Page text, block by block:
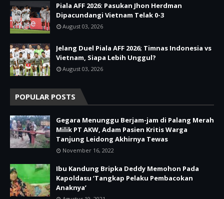
Piala AFF 2026: Pasukan Jhon Herdman
Dipacundangi Vietnam Telak 0-3
August 03, 2026
Jelang Duel Piala AFF 2026; Timnas Indonesia vs
Vietnam, Siapa Lebih Unggul?
August 03, 2026
POPULAR POSTS
Gegara Menunggu Berjam-jam di Palang Merah
Milik PT AKW, Adam Pasien Kritis Warga
Tanjung Leidong Akhirnya Tewas
November 16, 2022
Ibu Kandung Bripka Deddy Memohon Pada
Kapoldasu ‘Tangkap Pelaku Pembacokan
Anaknya’